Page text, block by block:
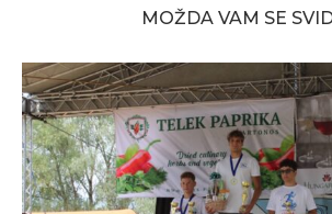
MOŽDA VAM SE